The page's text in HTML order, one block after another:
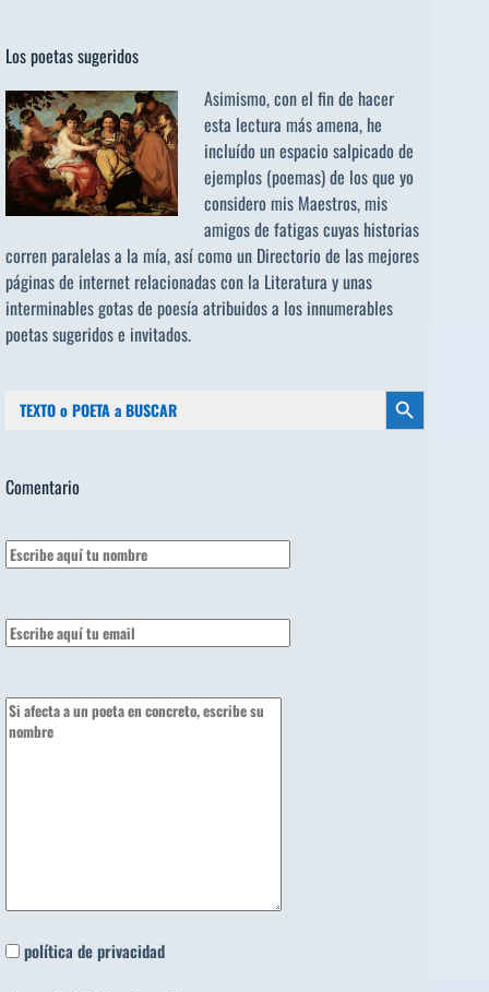
Los poetas sugeridos
Asimismo, con el fin de hacer
esta lectura más amena, he
incluído un espacio salpicado de
ejemplos (poemas) de los que yo
considero mis Maestros, mis
amigos de fatigas cuyas historias
corren paralelas a la mía, así como un Directorio de las mejores
páginas de internet relacionadas con la Literatura y unas
interminables gotas de poesía atribuidos a los innumerables
poetas sugeridose invitados.
Botón de búsqueda
Comentario
política de privacidad